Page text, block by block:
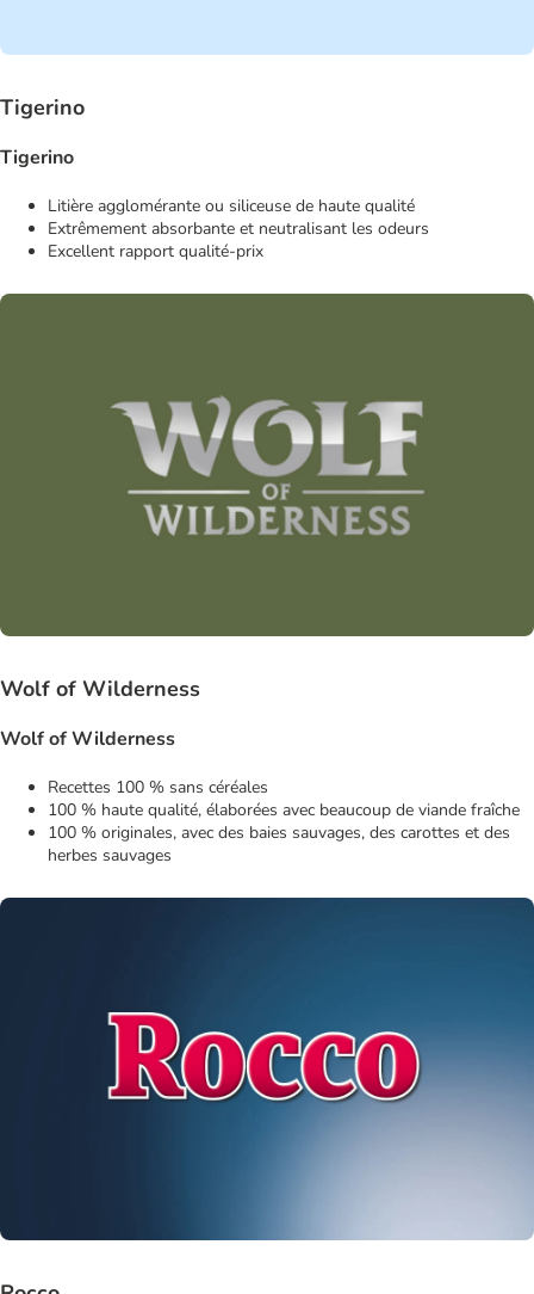
Tigerino
Tigerino
Litière agglomérante ou siliceuse de haute qualité
Extrêmement absorbante et neutralisant les odeurs
Excellent rapport qualité-prix
Wolf of Wilderness
Wolf of Wilderness
Recettes 100 % sans céréales
100 % haute qualité, élaborées avec beaucoup de viande fraîche
100 % originales, avec des baies sauvages, des carottes et des
herbes sauvages